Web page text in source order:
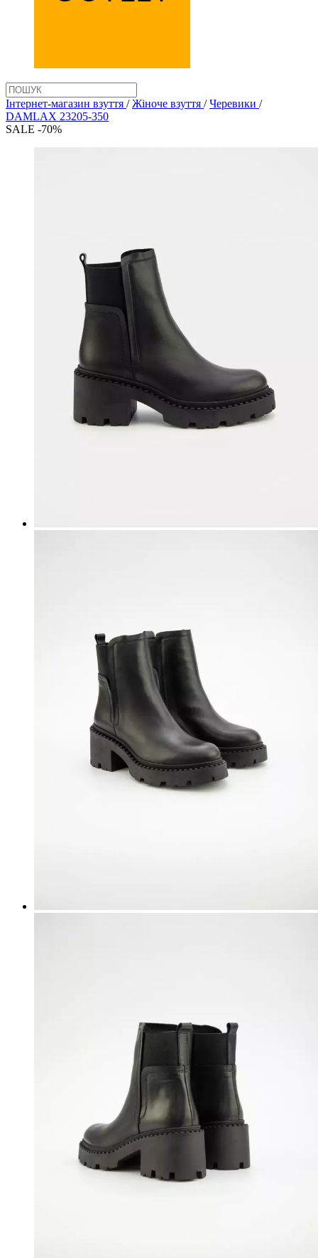
Інтернет-магазин взуття / Жіноче взуття / Черевики /
DAMLAX 23205-350
SALE -70%